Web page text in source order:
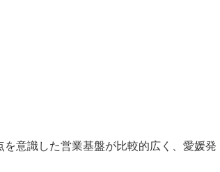
意識した営業基盤が比較的広く、愛媛発